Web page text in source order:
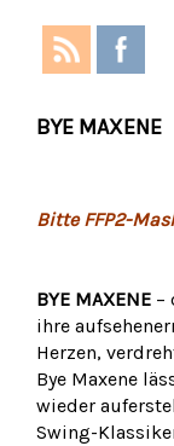
BYE MAXENE
Bitte FFP2-
BYE MAXENE –
ihre
Herzen,
Bye Maxene
wieder
Swing-